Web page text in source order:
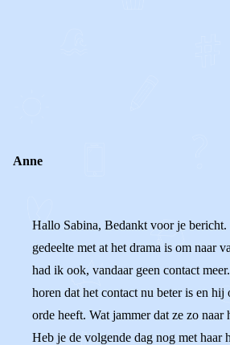
Anne
Hallo Sabina, Bedankt voor je
gedeelte met at het drama is om naar
had ik ook, vandaar geen contact
horen dat het contact nu beter is en hij
orde heeft. Wat jammer dat ze zo naar
Heb je de volgende dag nog met haar